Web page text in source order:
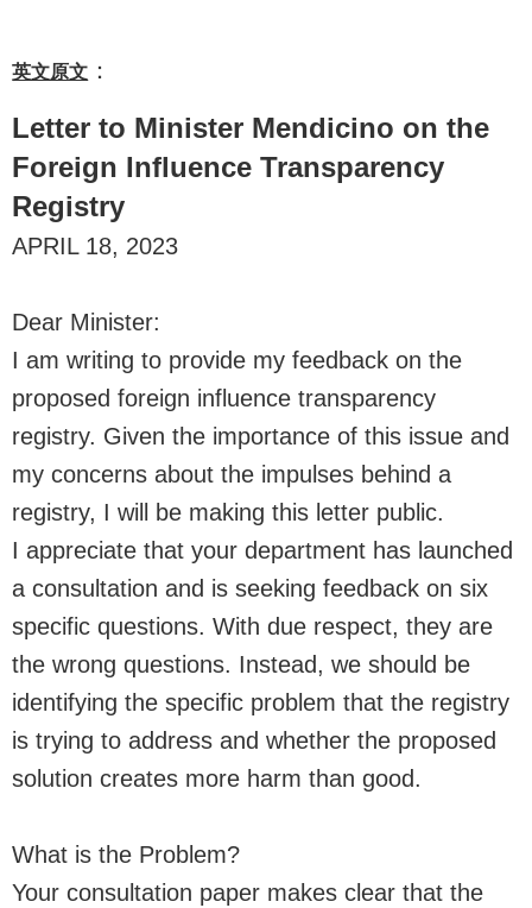
英文原文 ：
Letter to Minister Mendicino on the
Foreign Influence Transparency
Registry
APRIL 18, 2023
Dear Minister:
I am writing to provide my feedback on the
proposed foreign influence transparency
registry. Given the importance of this issue and
my concerns about the impulses behind a
registry, I will be making this letter public.
I appreciate that your department has launched
a consultation and is seeking feedback on six
specific questions. With due respect, they are
the wrong questions. Instead, we should be
identifying the specific problem that the registry
is trying to address and whether the proposed
solution creates more harm than good.
What is the Problem?
Your consultation paper makes clear that the